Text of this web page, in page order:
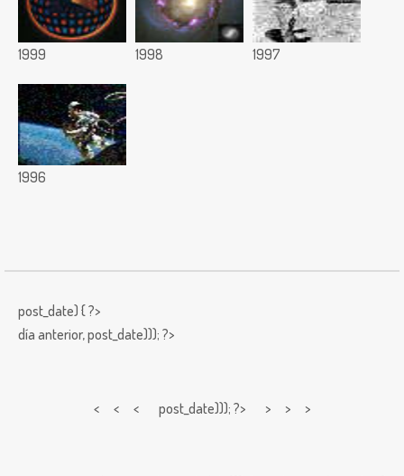
1999 1998 1997
1996
post_date) { ?>
día anterior,post_date))); ?>
< < < post_date))); ?> > > >